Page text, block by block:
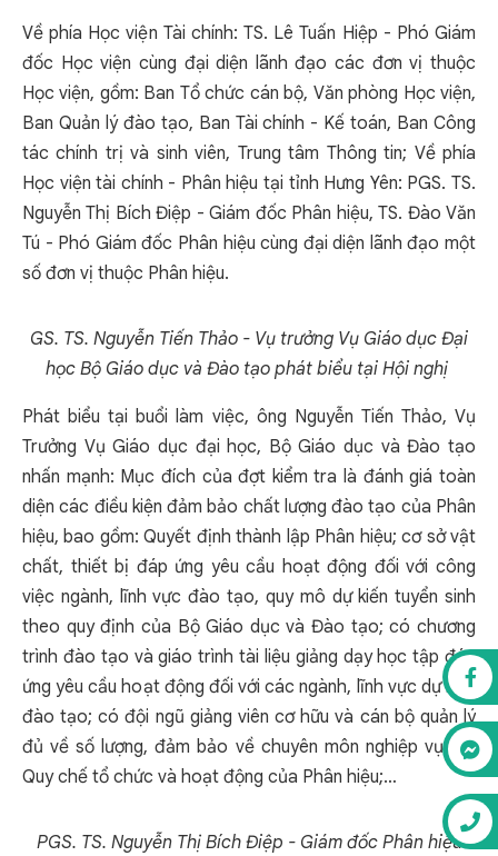
Về phía Học viện Tài chính: TS. Lê Tuấn Hiệp - Phó Giám
đốc Học viện cùng đại diện lãnh đạo các đơn vị thuộc
Học viện, gồm: Ban Tổ chức cán bộ, Văn phòng Học viện,
Ban Quản lý đào tạo, Ban Tài chính - Kế toán, Ban Công
tác chính trị và sinh viên, Trung tâm Thông tin; Về phía
Học viện tài chính - Phân hiệu tại tỉnh Hưng Yên: PGS. TS.
Nguyễn Thị Bích Điệp - Giám đốc Phân hiệu, TS. Đào Văn
Tú - Phó Giám đốc Phân hiệu cùng đại diện lãnh đạo một
số đơn vị thuộc Phân hiệu.
GS. TS. Nguyễn Tiến Thảo - Vụ trưởng Vụ Giáo dục Đại
học Bộ Giáo dục và Đào tạo phát biểu tại Hội nghị
Phát biểu tại buổi làm việc, ông Nguyễn Tiến Thảo, Vụ
Trưởng Vụ Giáo dục đại học, Bộ Giáo dục và Đào tạo
nhấn mạnh: Mục đích của đợt kiểm tra là đánh giá toàn
diện các điều kiện đảm bảo chất lượng đào tạo của Phân
hiệu, bao gồm: Quyết định thành lập Phân hiệu; cơ sở vật
chất, thiết bị đáp ứng yêu cầu hoạt động đối với công
việc ngành, lĩnh vực đào tạo, quy mô dự kiến tuyển sinh
theo quy định của Bộ Giáo dục và Đào tạo; có chương
trình đào tạo và giáo trình tài liệu giảng dạy học tập đáp
ứng yêu cầu hoạt động đối với các ngành, lĩnh vực dự kiến
đào tạo; có đội ngũ giảng viên cơ hữu và cán bộ quản lý
đủ về số lượng, đảm bảo về chuyên môn nghiệp vụ; có
Quy chế tổ chức và hoạt động của Phân hiệu;…
PGS. TS. Nguyễn Thị Bích Điệp - Giám đốc Phân hiệu